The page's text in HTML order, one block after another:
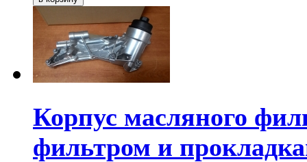
Корпус масляного
фильтром и